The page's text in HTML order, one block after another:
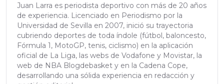
Juan Larra es periodista deportivo con más de 20 años
de experiencia. Licenciado en Periodismo por la
Universidad de Sevilla en 2007, inició su trayectoria
cubriendo deportes de toda índole (fútbol, baloncesto,
Fórmula 1, MotoGP, tenis, ciclismo) en la aplicación
oficial de La Liga, las webs de Vodafone y Movistar, la
web de NBA Blogdebasket y en la Cadena Cope,
desarrollando una sólida experiencia en redacción y